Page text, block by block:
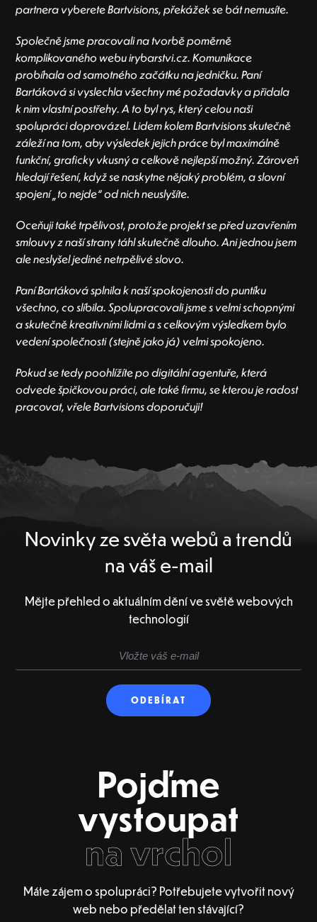
partnera vyberete Bartvisions, překážek se bát nemusíte.
Společně jsme pracovali na tvorbě poměrně
komplikovaného webu irybarstvi.cz. Komunikace
probíhala od samotného začátku na jedničku. Paní
Bartáková si vyslechla všechny mé požadavky a přidala
k nim vlastní postřehy. A to byl rys, který celou naši
spolupráci doprovázel. Lidem kolem Bartvisions skutečně
záleží na tom, aby výsledek jejich práce byl maximálně
funkční, graficky vkusný a celkově nejlepší možný. Zároveň
hledají řešení, když se naskytne nějaký problém, a slovní
spojení „to nejde“ od nich neuslyšíte.
Oceňuji také trpělivost, protože projekt se před uzavřením
smlouvy z naší strany táhl skutečně dlouho. Ani jednou jsem
ale neslyšel jediné netrpělivé slovo.
Paní Bartáková splnila k naší spokojenosti do puntíku
všechno, co slíbila. Spolupracovali jsme s velmi schopnými
a skutečně kreativními lidmi a s celkovým výsledkem bylo
vedení společnosti (stejně jako já) velmi spokojeno.
Pokud se tedy poohlížíte po digitální agentuře, která
odvede špičkovou práci, ale také firmu, se kterou je radost
pracovat, vřele Bartvisions doporučuji!
Novinky ze světa webů a trendů
na váš e-mail
Mějte přehled o aktuálním dění ve světě webových
technologií
Pojďme
vystoupat
na vrchol
Máte zájem o spolupráci? Potřebujete vytvořit nový
web nebo předělat ten stávající?